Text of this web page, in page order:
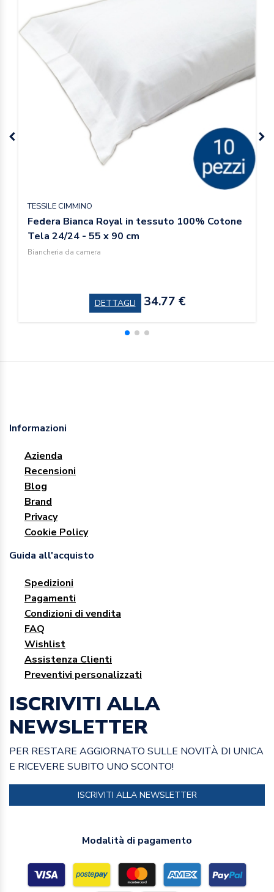
TESSILE CIMMINO
Federa Bianca Royal in tessuto 100% Cotone
Tela 24/24 - 55 x 90 cm
Biancheria da camera
DETTAGLI 34.77 €
Informazioni
Azienda
Recensioni
Blog
Brand
Privacy
Cookie Policy
Guida all'acquisto
Spedizioni
Pagamenti
Condizioni di vendita
FAQ
Wishlist
Assistenza Clienti
Preventivi personalizzati
ISCRIVITI ALLA
NEWSLETTER
PER RESTARE AGGIORNATO SULLE NOVITÀ DI UNICA
E RICEVERE SUBITO UNO SCONTO!
ISCRIVITI ALLA NEWSLETTER
Modalità di pagamento